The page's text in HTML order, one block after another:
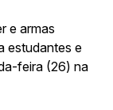
e armas
estudantes e
feira (26) na